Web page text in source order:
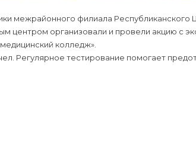
межрайонного филиала
центром организовали и провели акцию с
колледж».
Регулярное тестирование помогает